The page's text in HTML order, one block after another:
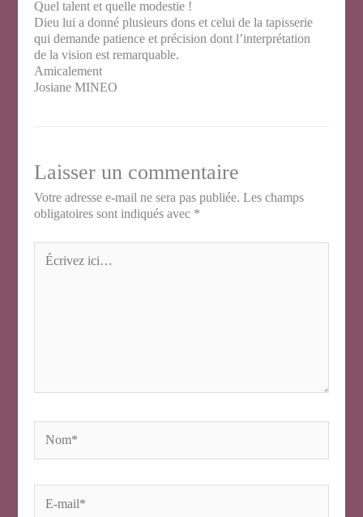
Quel talent et quelle modestie !
Dieu lui a donné plusieurs dons et celui de la tapisserie
qui demande patience et précision dont l’interprétation
de la vision est remarquable.
Amicalement
Josiane MINEO
Laisser un commentaire
Votre adresse e-mail ne sera pas publiée. Les champs
obligatoires sont indiqués avec *
Écrivez
ici…
mail*